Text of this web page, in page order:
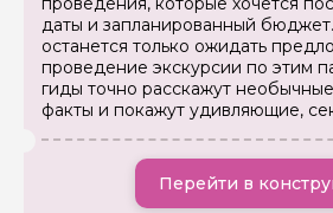
даты и запланированный
останется только ожидать
проведение экскурсии по этим
гиды точно расскажут
факты и покажут удивляющие,
Перейти в